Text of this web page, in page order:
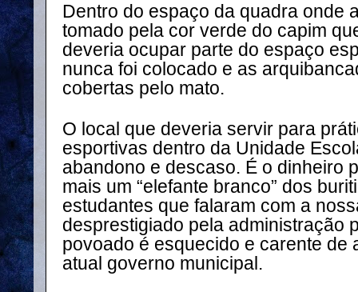
Dentro do espaço da quadra onde
tomado pela cor verde do capim
deveria ocupar parte do espaço
nunca foi colocado e as
cobertas pelo mato.
O local que deveria servir para
esportivas dentro da Unidade
abandono e descaso. É o dinheiro
mais um “elefante branco” dos
estudantes que falaram com a
desprestigiado pela administração
povoado é esquecido e carente de
atual governo municipal.